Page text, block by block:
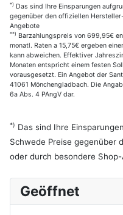
*) Das sind Ihre Einsparungen
gegenüber den offiziellen
Angebote
**) Barzahlungspreis von 699,95€
monatl. Raten a 15,75€ ergeben
kann abweichen. Effektiver
Monaten entspricht einem festen
vorausgesetzt. Ein Angebot der
41061 Mönchengladbach. Die
6a Abs. 4 PAngV dar.
*) Das sind Ihre
Schwede Preise gegenüber
oder durch besondere
Geöffnet